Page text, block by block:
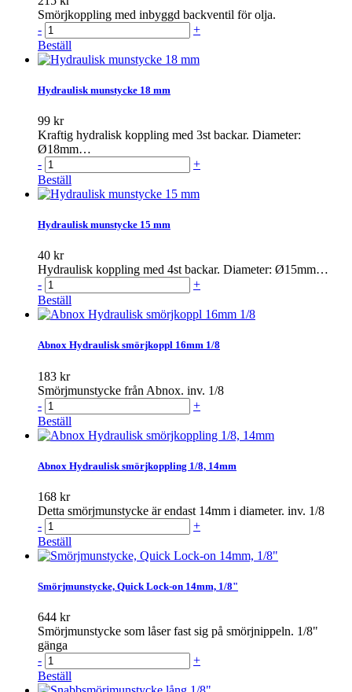
Smörjkoppling med inbyggd backventil för olja.
-
+
Beställ
Hydraulisk munstycke 18 mm
99 kr
Kraftig hydralisk koppling med 3st backar. Diameter:
Ø18mm…
-
+
Beställ
Hydraulisk munstycke 15 mm
40 kr
Hydraulisk koppling med 4st backar. Diameter: Ø15mm…
-
+
Beställ
Abnox Hydraulisk smörjkoppl 16mm 1/8
183 kr
Smörjmunstycke från Abnox. inv. 1/8
-
+
Beställ
Abnox Hydraulisk smörjkoppling 1/8, 14mm
168 kr
Detta smörjmunstycke är endast 14mm i diameter. inv. 1/8
-
+
Beställ
Smörjmunstycke, Quick Lock-on 14mm, 1/8"
644 kr
Smörjmunstycke som låser fast sig på smörjnippeln. 1/8"
gänga
-
+
Beställ